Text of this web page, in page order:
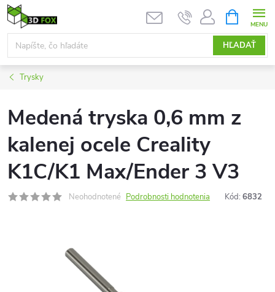
Prejsť
na
obsah
HĽADAŤ
KOŠÍK
Trysky
Medená tryska 0,6 mm z
kalenej ocele Creality
K1C/K1 Max/Ender 3 V3
Neohodnotené Podrobnosti hodnotenia Kód: 6832